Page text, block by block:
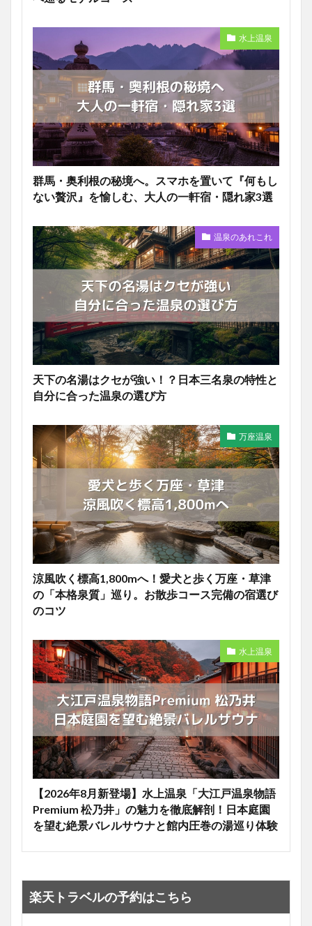
水上温泉
群馬・奥利根の秘境へ。スマホを置いて『何もし
ない贅沢』を愉しむ、大人の一軒宿・隠れ家3選
温泉のあれこれ
天下の名湯はクセが強い！？日本三名泉の特性と
自分に合った温泉の選び方
万座温泉
涼風吹く標高1,800mへ！愛犬と歩く万座・草津
の「本格泉質」巡り。お散歩コース完備の宿選び
のコツ
水上温泉
【2026年8月新登場】水上温泉「大江戸温泉物語
Premium 松乃井」の魅力を徹底解剖！日本庭園
を望む絶景バレルサウナと館内圧巻の湯巡り体験
楽天トラベルの予約はこちら